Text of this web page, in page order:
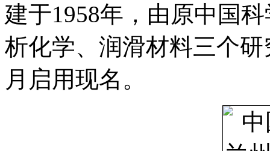
建于1958年，由原中国
析化学、润滑材料三个
月启用现名。